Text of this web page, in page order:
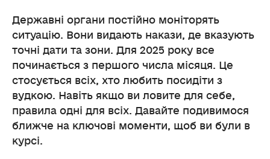
Державні органи постійно моніторять
ситуацію. Вони видають накази, де вказують
точні дати та зони. Для 2025 року все
починається з першого числа місяця. Це
стосується всіх, хто любить посидіти з
вудкою. Навіть якщо ви ловите для себе,
правила одні для всіх. Давайте подивимося
ближче на ключові моменти, щоб ви були в
курсі.